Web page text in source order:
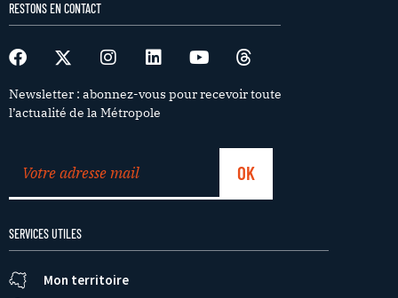
RESTONS EN CONTACT
Newsletter : abonnez-vous pour recevoir toute
l’actualité de la Métropole
SERVICES UTILES
Mon territoire